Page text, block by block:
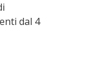
dal 4